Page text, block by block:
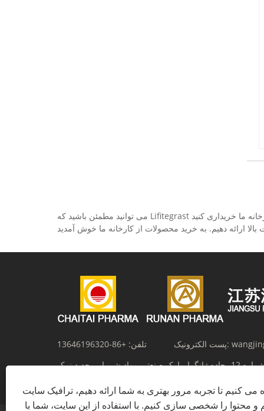
می توانید مطمئن باشید که Lifitegrast ساخت چین را از کارخانه ما خریداری کنید. Run'an Pharmaceutical یک تولید کننده و تامین کننده حرفه ای چین Lifitegrast است، ما می توانیم محصولات با
تلفن: +86-13646196320 پست الکترونیک:
شماره 12، جاده ژانگما، پارک صنعتی مواد شیمیایی جدید نمک، Huaian، استان
می کنیم تا تجربه مرور بهتری به شما ارائه دهیم، ترافیک سایت
و محتوا را شخصی سازی کنیم. با استفاده از این سایت، شما با